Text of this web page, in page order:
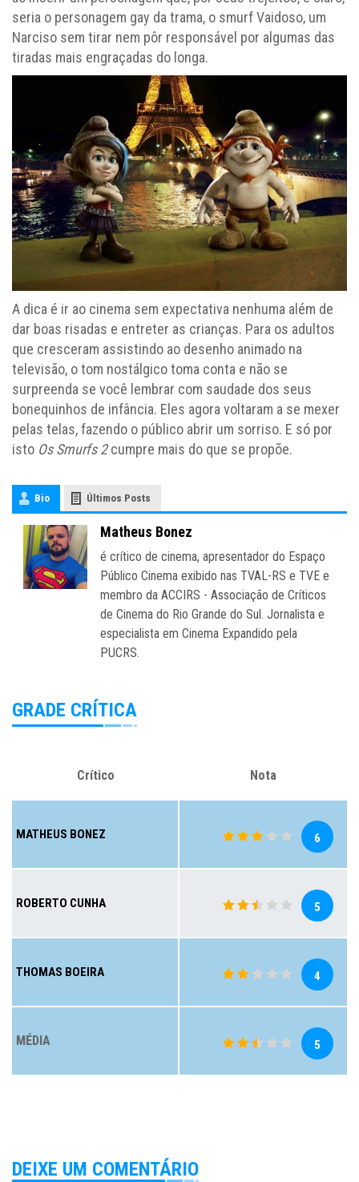
seria o personagem gay da trama, o smurf Vaidoso, um
Narciso sem tirar nem pôr responsável por algumas das
tiradas mais engraçadas do longa.
A dica é ir ao cinema sem expectativa nenhuma além de
dar boas risadas e entreter as crianças. Para os adultos
que cresceram assistindo ao desenho animado na
televisão, o tom nostálgico toma conta e não se
surpreenda se você lembrar com saudade dos seus
bonequinhos de infância. Eles agora voltaram a se mexer
pelas telas, fazendo o público abrir um sorriso. E só por
isto Os Smurfs 2cumpre mais do que se propõe.
Bio Últimos Posts
Matheus Bonez
é crítico de cinema, apresentador do Espaço
Público Cinema exibido nas TVAL-RS e TVE e
membro da ACCIRS - Associação de Críticos
de Cinema do Rio Grande do Sul. Jornalista e
especialista em Cinema Expandido pela
PUCRS.
GRADE CRÍTICA
Crítico Nota
MATHEUS BONEZ 6
ROBERTO CUNHA 5
THOMAS BOEIRA 4
MÉDIA 5
DEIXE UM COMENTÁRIO